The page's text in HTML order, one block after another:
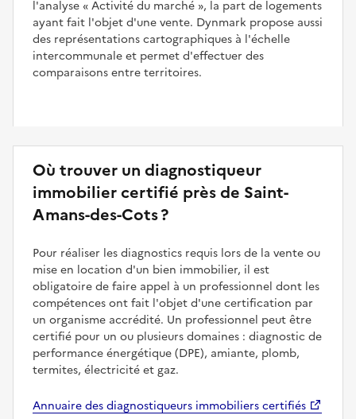
l'analyse
Activité du marché , la part de logements
ayant fait l'objet d'une vente. Dynmark propose aussi
des représentations cartographiques à l'échelle
intercommunale et permet d'effectuer des
comparaisons entre territoires.
Où trouver un diagnostiqueur
immobilier certifié près de Saint-
Amans-des-Cots ?
Pour réaliser les diagnostics requis lors de la vente ou
mise en location d'un bien immobilier, il est
obligatoire de faire appel à un professionnel dont les
compétences ont fait l'objet d'une certification par
un organisme accrédité. Un professionnel peut être
certifié pour un ou plusieurs domaines : diagnostic de
performance énergétique (DPE), amiante, plomb,
termites, électricité et gaz.
Annuaire des diagnostiqueurs immobiliers certifiés